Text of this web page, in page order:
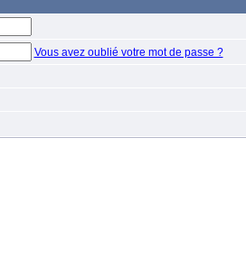
Vous avez oublié votre mot de passe ?